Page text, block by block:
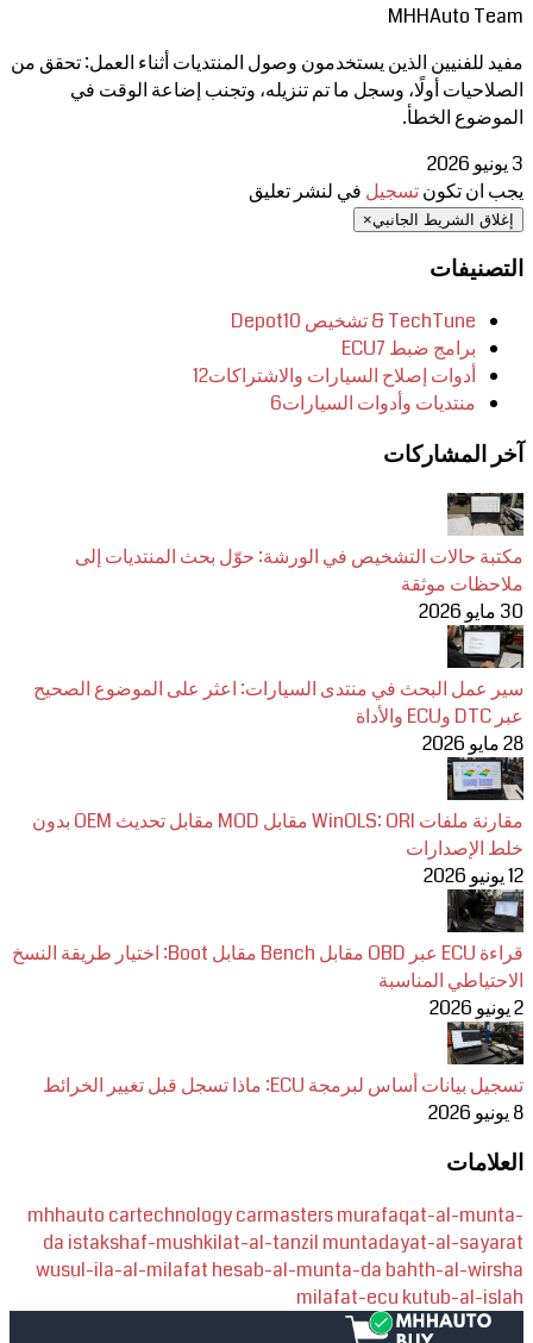
MHHAuto Team
مفيد للفنيين الذين يستخدمون وصول المنتديات أثناء العمل: تحقق من
الصلاحيات أولًا، وسجل ما تم تنزيله، وتجنب إضاعة الوقت في
الموضوع الخطأ.
3 يونيو 2026
يجب ان تكونتسجيل في لنشر تعليق
إغلاق الشريط الجانبي×
التصنيفات
TechTune & تشخيص Depot
10
برامج ضبط ECU 7
أدوات إصلاح السيارات والاشتراكات12
منتديات وأدوات السيارات6
آخر المشاركات
مكتبة حالات التشخيص في الورشة: حوّل بحث المنتديات إلى
ملاحظات موثقة
30 مايو 2026
سير عمل البحث في منتدى السيارات: اعثر على الموضوع الصحيح
عبر DTC وECU والأداة
28 مايو 2026
مقارنة ملفات WinOLS: ORI مقابل MOD مقابل تحديث OEM بدون
خلط الإصدارات
12 يونيو 2026
قراءة ECU عبر OBD مقابل Bench مقابل Boot: اختيار طريقة النسخ
الاحتياطي المناسبة
2 يونيو 2026
تسجيل بيانات أساس لبرمجة ECU: ماذا تسجل قبل تغيير الخرائط
8 يونيو 2026
العلامات
mhhauto cartechnologycarmastersmurafaqat-al-munta-
da istakshaf-mushkilat-al-tanzil muntadayat-al-sayarat
wusul-ila-al-milafat hesab-al-munta-da bahth-al-wirsha
milafat-ecu kutub-al-islah